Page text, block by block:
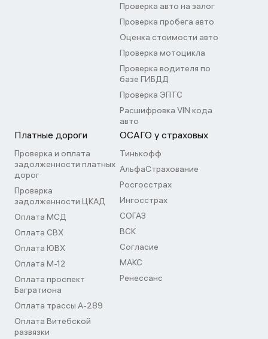
Проверка авто на залог
Проверка пробега авто
Оценка стоимости авто
Проверка мотоцикла
Проверка водителя по
базе ГИБДД
Проверка ЭПТС
Расшифровка VIN кода
авто
Платные дороги
Проверка и оплата
задолженности платных
дорог
Проверка
задолженности ЦКАД
Оплата МСД
Оплата СВХ
Оплата ЮВХ
Оплата М-12
Оплата проспект
Багратиона
Оплата трассы А-289
Оплата Витебской
развязки
ОСАГО у страховых
Тинькофф
АльфаСтрахование
Росгосстрах
Ингосстрах
СОГАЗ
ВСК
Согласие
МАКС
Ренессанс